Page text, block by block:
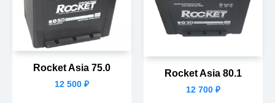
Rocket Asia 75.0
12 500 ₽
Rocket Asia 80.1
12 700 ₽